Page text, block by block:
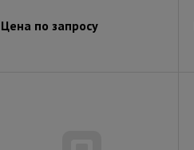
Цена по запросу